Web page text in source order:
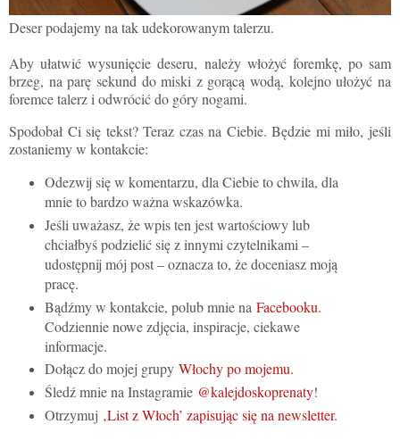
Deser podajemy na tak udekorowanym talerzu.
Aby ułatwić wysunięcie deseru, należy włożyć foremkę, po sam
brzeg, na parę sekund do miski z gorącą wodą, kolejno ułożyć na
foremce talerz i odwrócić do góry nogami.
Spodobał Ci się tekst? Teraz czas na Ciebie. Będzie mi miło, jeśli
zostaniemy w kontakcie:
Odezwij się w komentarzu, dla Ciebie to chwila, dla
mnie to bardzo ważna wskazówka.
Jeśli uważasz, że wpis ten jest wartościowy lub
chciałbyś podzielić się z innymi czytelnikami –
udostępnij mój post – oznacza to, że doceniasz moją
pracę.
Bądźmy w kontakcie, polub mnie na Facebooku.
Codziennie nowe zdjęcia, inspiracje, ciekawe
informacje.
Dołącz do mojej grupy Włochy po mojemu.
Śledź mnie na Instagramie @kalejdoskoprenaty!
Otrzymuj ‚List z Włoch’ zapisując się na newsletter.